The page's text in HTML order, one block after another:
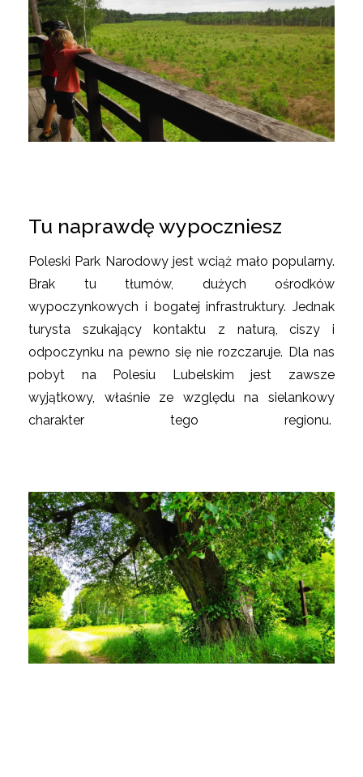
Tu naprawdę wypoczniesz
Poleski Park Narodowy jest wciąż mało popularny.
Brak tu tłumów, dużych ośrodków
wypoczynkowych i bogatej infrastruktury. Jednak
turysta szukający kontaktu z naturą, ciszy i
odpoczynku na pewno się nie rozczaruje. Dla nas
pobyt na Polesiu Lubelskim jest zawsze
wyjątkowy, właśnie ze względu na sielankowy
charakter tego regionu.